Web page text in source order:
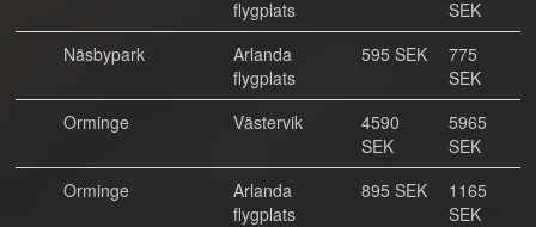
flygplats
SEK
Näsbypark
Arlanda
flygplats
595 SEK
775
SEK
Orminge
Västervik
4590
SEK
5965
SEK
Orminge
Arlanda
flygplats
895 SEK
1165
SEK